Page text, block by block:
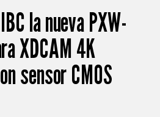
la nueva PXW-
XDCAM 4K
sensor CMOS